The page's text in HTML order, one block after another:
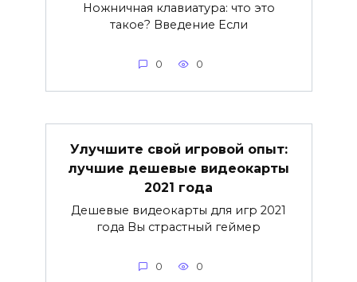
Ножничная клавиатура: что это
такое? Введение Если
0 0
Улучшите свой игровой опыт:
лучшие дешевые видеокарты
2021 года
Дешевые видеокарты для игр 2021
года Вы страстный геймер
0 0